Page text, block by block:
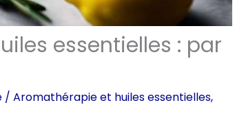
essentielles : par
/ Aromathérapie et huiles essentielles,